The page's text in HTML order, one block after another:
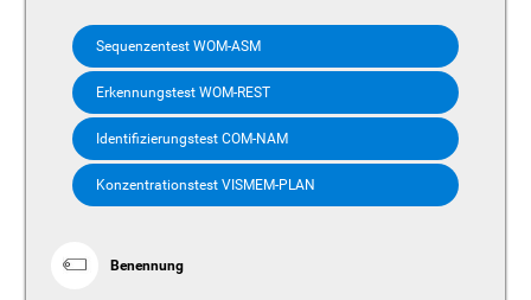
Sequenzentest WOM-ASM
Erkennungstest WOM-REST
Identifizierungstest COM-NAM
Konzentrationstest VISMEM-PLAN
Benennung